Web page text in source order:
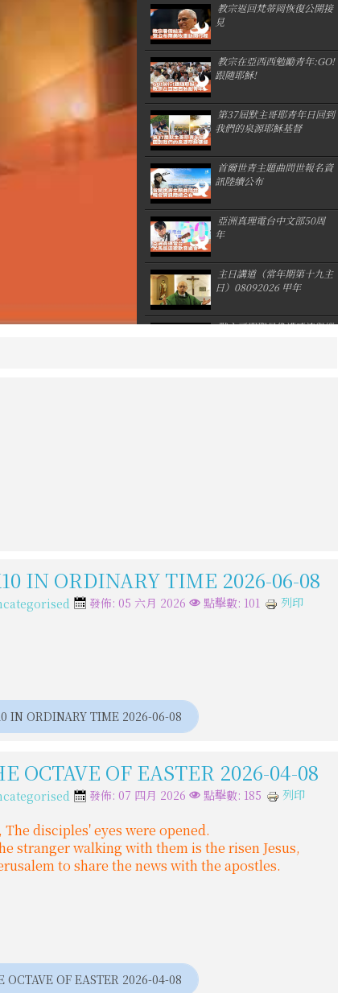
教宗返回梵蒂岡恢復公開接
見
教宗在亞西西勉勵青年:GO!
跟隨耶穌!
第37屆默主哥耶青年日回到
我們的泉源耶穌基督
首爾世青主題曲問世報名資
訊陸續公布
亞洲真理電台中文部50周
年
主日講道（常年期第十九主
日）08092026 甲年
默主哥耶聖母像遭噴漆與縱
IN ORDINARY TIME 2026-06-08
發佈: 05 六月 2026 點擊數: 101 列印
IN ORDINARY TIME 2026-06-08
OCTAVE OF EASTER 2026-04-08
發佈: 07 四月 2026 點擊數: 185 列印
disciples' eyes were opened.
stranger walking with them is the risen Jesus,
to share the news with the apostles.
OF EASTER 2026-04-08